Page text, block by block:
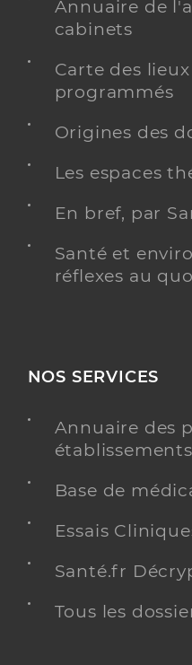
Annuaire de
cabinets
Carte des
programmés
Origines des
Les espaces
En bref, par
Santé et
réflexes au
NOS SERVICES
Annuaire des
Base de
Essais
Santé.fr
Tous les